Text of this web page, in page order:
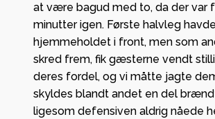
at være bagud med to, da der var
minutter igen. Første halvleg
hjemmeholdet i front, men som
skred frem, fik gæsterne vendt
deres fordel, og vi måtte jagte
skyldes blandt andet en del
ligesom defensiven aldrig nåede